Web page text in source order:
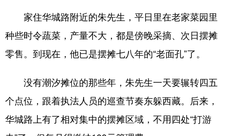
地方频道
首页 山东新闻 图片 专题·访谈
文娱 融媒秀 地市 科教
健康 微视齐鲁
家住华城路附近的朱先生，平日里在老家菜园里
种些时令蔬菜，产量不大，都是傍晚采摘、次日摆摊
零售。到现在，他已是摆摊七八年的“老面孔”了。
没有潮汐摊位的那些年，朱先生一天要辗转四五
个点位，跟着执法人员的巡查节奏东躲西藏。后来，
华城路上有了相对集中的摆摊区域，不用四处“打游